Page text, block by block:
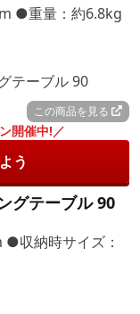
●重量：約6.8kg
この商品を見る
開催中!／
う
グテーブル 90
収納時サイズ：